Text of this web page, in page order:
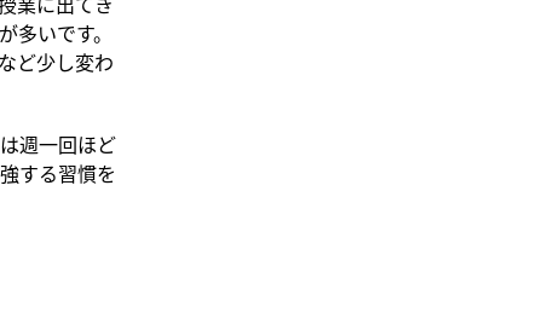
いです。
ど少し変わ
週一回ほど
する習慣を